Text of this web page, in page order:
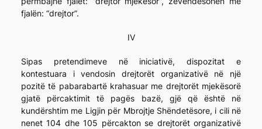
fjalën: “drejtor”.
IV
Sipas pretendimeve në iniciativë, dispozitat e
kontestuara i vendosin drejtorët organizativë në një
pozitë të pabarabartë krahasuar me drejtorët mjekësorë
gjatë përcaktimit të pagës bazë, gjë që është në
kundërshtim me Ligjin për Mbrojtje Shëndetësore, i cili në
nenet 104 dhe 105 përcakton se drejtorët organizativë